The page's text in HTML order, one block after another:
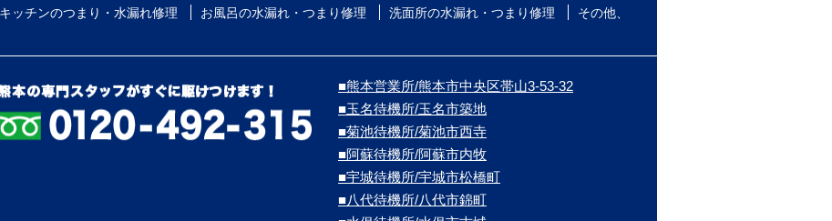
キッチンのつまり・水漏れ修理 お風呂の水漏れ・つまり修理 洗面所の水漏れ・つまり修理
その他、
■熊本営業所/熊本市中央区帯山3-53-32
■玉名待機所/玉名市築地
■菊池待機所/菊池市西寺
■阿蘇待機所/阿蘇市内牧
■宇城待機所/宇城市松橋町
■八代待機所/八代市錦町